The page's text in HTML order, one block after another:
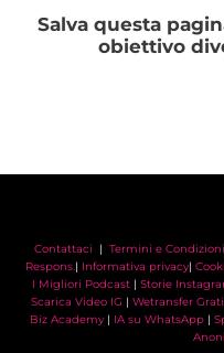
Salva questa
obiettivo
Contattaci | Termini e Condizioni
Respons.| Informativa privacy|
I Migliori Podcast | Storie
Scarica Video IG | Wetransfer
Biz Academy | IA su WhatsApp |